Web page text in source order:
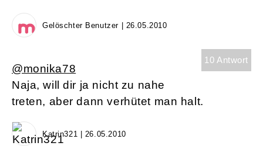
Gelöschter Benutzer | 26.05.2010
10 Antwort
@monika78
Naja, will dir ja nicht zu nahe
treten, aber dann verhütet man halt.
Katrin321 | 26.05.2010